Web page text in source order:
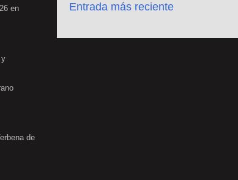
Entrada más reciente
en
y
de